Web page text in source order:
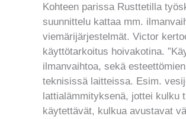
Kohteen parissa Rusttetilla
suunnittelu kattaa mm.
viemärijärjestelmät. Victor
käyttötarkoitus hoivakotina.
ilmanvaihtoa, sekä
teknisissä laitteissa. Esim.
lattialämmityksenä, jottei kulku
käytettävät, kulkua avustavat